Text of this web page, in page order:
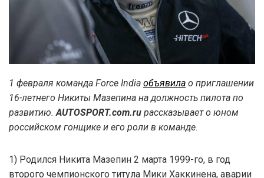
1 февраля команда Force India объявила о приглашении
16-летнего Никиты Мазепина на должность пилота по
развитию. AUTOSPORT.com.ru рассказывает о юном
российском гонщике и его роли в команде.
1) Родился Никита Мазепин 2 марта 1999-го, в год
второго чемпионского титула Мики Хаккинена, аварии